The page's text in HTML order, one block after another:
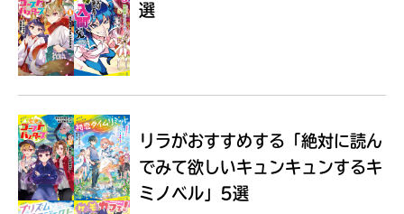
Loading...
選
リラがおすすめする 「絶対に読ん
でみて欲しいキュンキュンするキ
ミノベル」5選